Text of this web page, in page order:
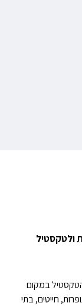
ולטקסטיל
במקום
חייטים, בתי